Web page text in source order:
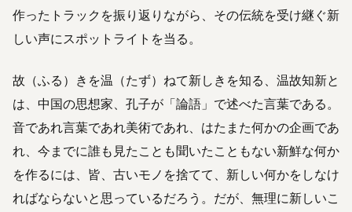
作ったトラックを振り返りながら、その伝統を受け継ぐ新
しい声にスポットライトを当る。
故（ふる）きを温（たず）ねて新しきを知る、温故知新と
は、中国の思想家、孔子が「論語」で述べた言葉である。
音であれ言葉であれ美術であれ、はたまた何かの企画であ
れ、今までに誰も見たことも聞いたこともない新鮮な何か
を作るには、皆、古いモノを捨てて、新しい何かをしなけ
ればならないと思っているだろう。だが、無理に新しいこ